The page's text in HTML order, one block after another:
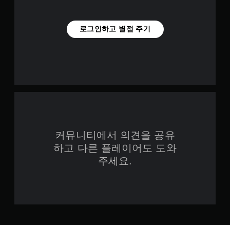
로그인하고 별점 주기
커뮤니티에서 의견을 공유
하고 다른 플레이어도 도와
주세요.